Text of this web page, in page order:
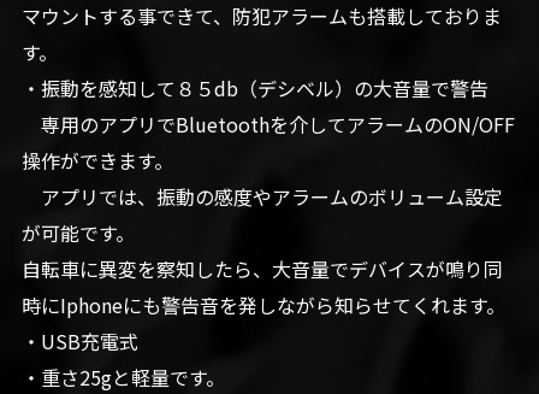
マウントする事できて、防犯アラームも搭載しておりま
す。
・振動を感知して８５db（デシベル）の大音量で警告
専用のアプリでBluetoothを介してアラームのON/OFF
操作ができます。
アプリでは、振動の感度やアラームのボリューム設定
が可能です。
自転車に異変を察知したら、大音量でデバイスが鳴り同
時にIphoneにも警告音を発しながら知らせてくれます。
・USB充電式
・重さ25gと軽量です。